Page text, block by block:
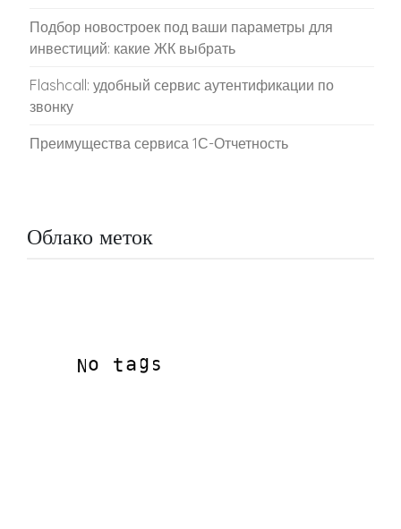
Подбор новостроек под ваши параметры для
инвестиций: какие ЖК выбрать
Flashcall: удобный сервис аутентификации по
звонку
Преимущества сервиса 1С-Отчетность
Облако меток